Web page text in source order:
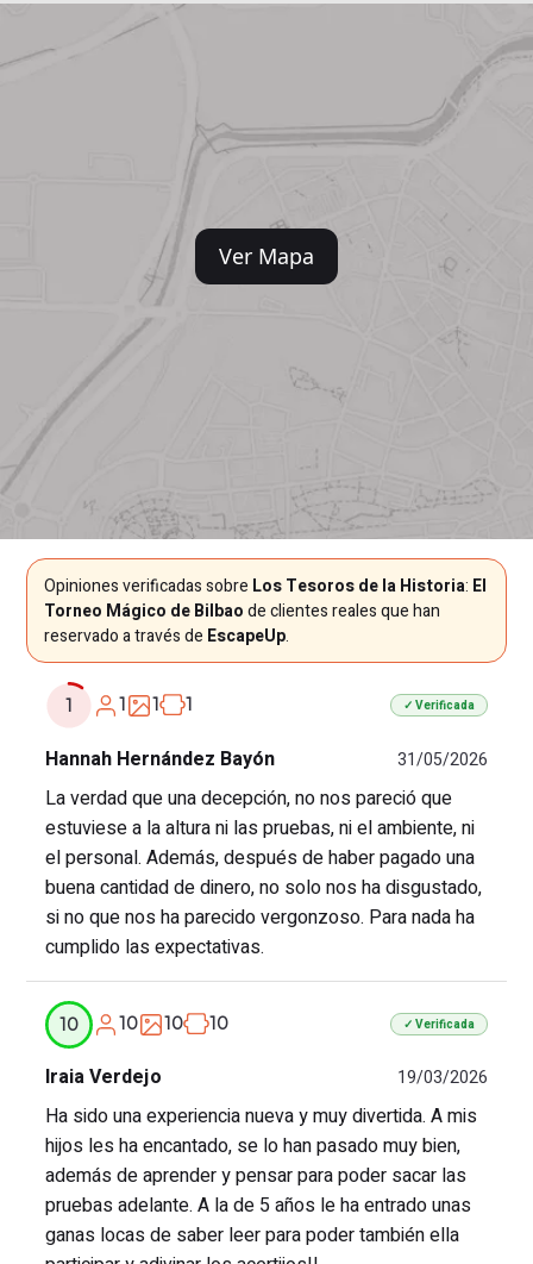
Ver Mapa
Opiniones verificadas sobre Los Tesoros de la Historia: El
Torneo Mágico de Bilbaode clientes reales que han
reservado a través de EscapeUp.
1 1 1 1 ✓ Verificada
Hannah Hernández Bayón 31/05/2026
La verdad que una decepción, no nos pareció que
estuviese a la altura ni las pruebas, ni el ambiente, ni
el personal. Además, después de haber pagado una
buena cantidad de dinero, no solo nos ha disgustado,
si no que nos ha parecido vergonzoso. Para nada ha
cumplido las expectativas.
10 10 10 10 ✓ Verificada
Iraia Verdejo 19/03/2026
Ha sido una experiencia nueva y muy divertida. A mis
hijos les ha encantado, se lo han pasado muy bien,
además de aprender y pensar para poder sacar las
pruebas adelante. A la de 5 años le ha entrado unas
ganas locas de saber leer para poder también ella